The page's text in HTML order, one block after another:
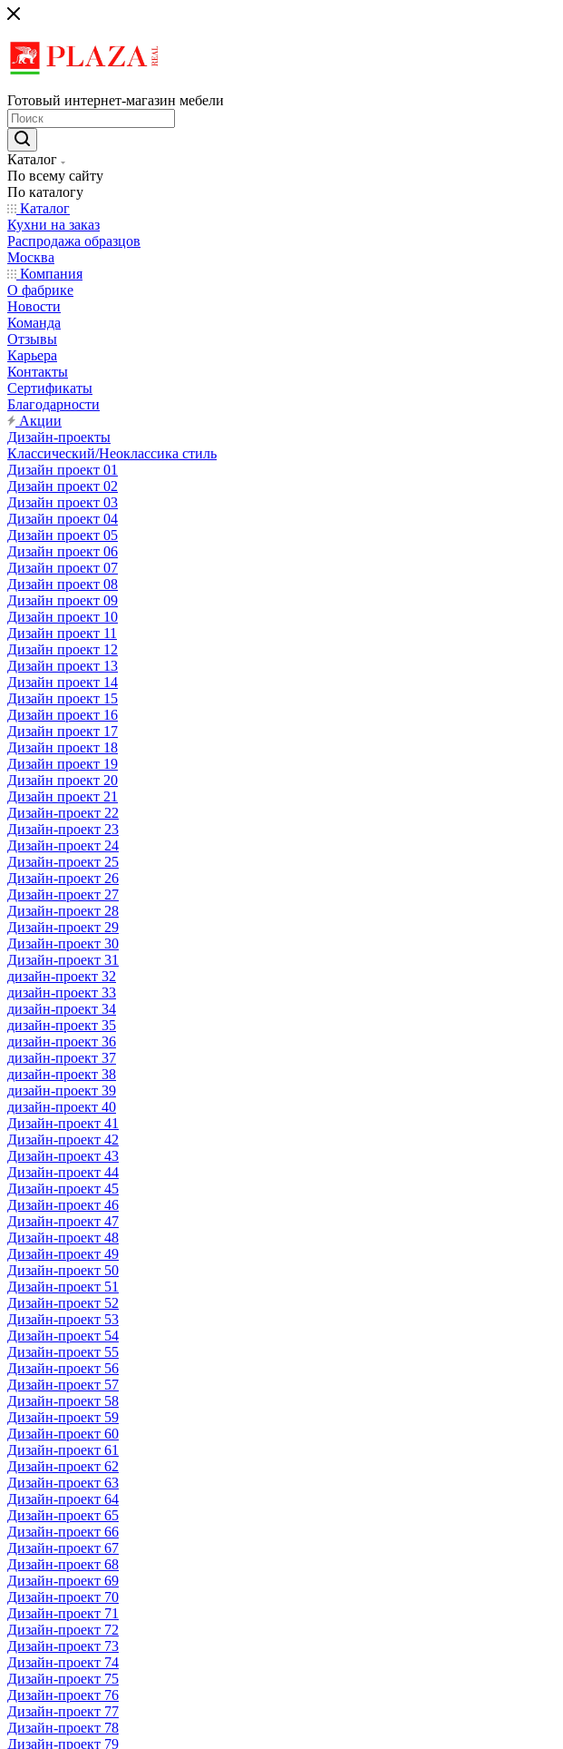
Готовый интернет-магазин мебели
Каталог
По всему сайту
По каталогу
Каталог
Кухни на заказ
Распродажа образцов
Москва
Компания
О фабрике
Новости
Команда
Отзывы
Карьера
Контакты
Сертификаты
Благодарности
Акции
Дизайн-проекты
Классический/Неоклассика стиль
Дизайн проект 01
Дизайн проект 02
Дизайн проект 03
Дизайн проект 04
Дизайн проект 05
Дизайн проект 06
Дизайн проект 07
Дизайн проект 08
Дизайн проект 09
Дизайн проект 10
Дизайн проект 11
Дизайн проект 12
Дизайн проект 13
Дизайн проект 14
Дизайн проект 15
Дизайн проект 16
Дизайн проект 17
Дизайн проект 18
Дизайн проект 19
Дизайн проект 20
Дизайн проект 21
Дизайн-проект 22
Дизайн-проект 23
Дизайн-проект 24
Дизайн-проект 25
Дизайн-проект 26
Дизайн-проект 27
Дизайн-проект 28
Дизайн-проект 29
Дизайн-проект 30
Дизайн-проект 31
дизайн-проект 32
дизайн-проект 33
дизайн-проект 34
дизайн-проект 35
дизайн-проект 36
дизайн-проект 37
дизайн-проект 38
дизайн-проект 39
дизайн-проект 40
Дизайн-проект 41
Дизайн-проект 42
Дизайн-проект 43
Дизайн-проект 44
Дизайн-проект 45
Дизайн-проект 46
Дизайн-проект 47
Дизайн-проект 48
Дизайн-проект 49
Дизайн-проект 50
Дизайн-проект 51
Дизайн-проект 52
Дизайн-проект 53
Дизайн-проект 54
Дизайн-проект 55
Дизайн-проект 56
Дизайн-проект 57
Дизайн-проект 58
Дизайн-проект 59
Дизайн-проект 60
Дизайн-проект 61
Дизайн-проект 62
Дизайн-проект 63
Дизайн-проект 64
Дизайн-проект 65
Дизайн-проект 66
Дизайн-проект 67
Дизайн-проект 68
Дизайн-проект 69
Дизайн-проект 70
Дизайн-проект 71
Дизайн-проект 72
Дизайн-проект 73
Дизайн-проект 74
Дизайн-проект 75
Дизайн-проект 76
Дизайн-проект 77
Дизайн-проект 78
Дизайн-проект 79